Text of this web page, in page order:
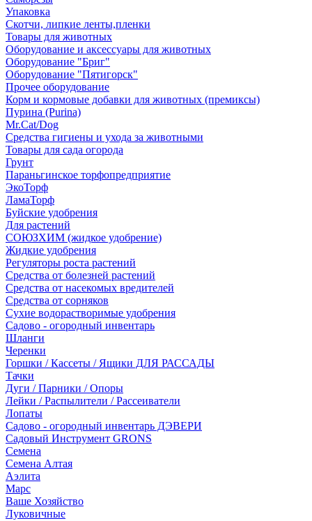
Упаковка
Скотчи, липкие ленты,пленки
Товары для животных
Оборудование и аксессуары для животных
Оборудование "Бриг"
Оборудование "Пятигорск"
Прочее оборудование
Корм и кормовые добавки для животных (премиксы)
Пурина (Purina)
Mr.Cat/Dog
Средства гигиены и ухода за животными
Товары для сада огорода
Грунт
Параньгинское торфопредприятие
ЭкоТорф
ЛамаТорф
Буйские удобрения
Для растений
СОЮЗХИМ (жидкое удобрение)
Жидкие удобрения
Регуляторы роста растений
Средства от болезней растений
Средства от насекомых вредителей
Средства от сорняков
Сухие водорастворимые удобрения
Садово - огородный инвентарь
Шланги
Черенки
Горшки / Кассеты / Ящики ДЛЯ РАССАДЫ
Тачки
Дуги / Парники / Опоры
Лейки / Распылители / Рассеиватели
Лопаты
Садово - огородный инвентарь ДЭВЕРИ
Садовый Инструмент GRONS
Семена
Семена Алтая
Аэлита
Марс
Ваше Хозяйство
Луковичные